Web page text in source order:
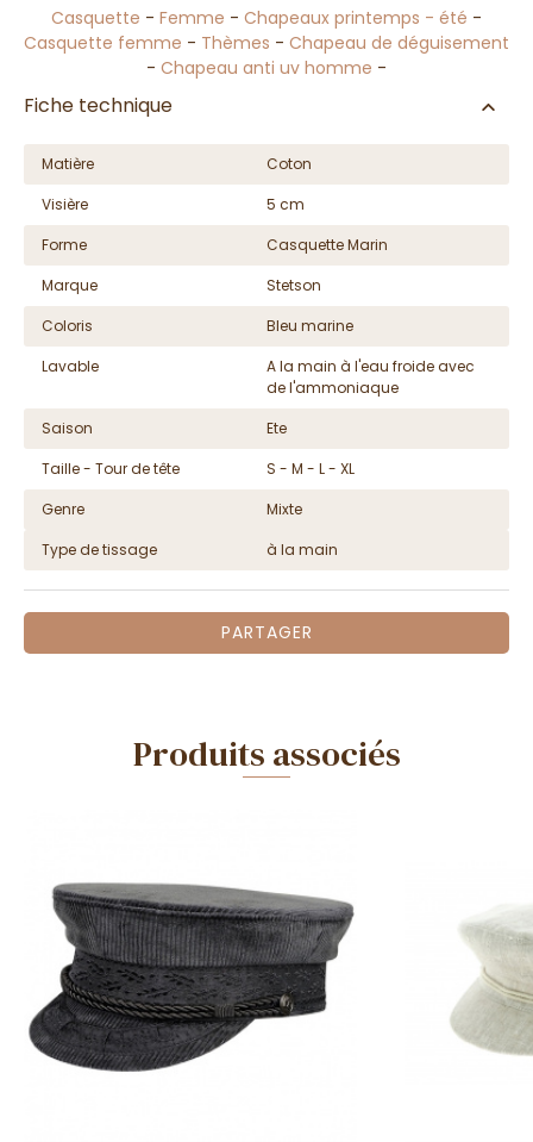
Casquette - Femme - Chapeaux printemps - été -
Casquette femme - Thèmes - Chapeau de déguisement
- Chapeau anti uv homme -
Fiche technique
Matière
Coton
Visière
5 cm
Forme
Casquette Marin
Marque
Stetson
Coloris
Bleu marine
Lavable
A la main à l'eau froide avec
de l'ammoniaque
Saison
Ete
Taille - Tour de tête
S - M - L - XL
Genre
Mixte
Type de tissage
à la main
PARTAGER
Produits associés